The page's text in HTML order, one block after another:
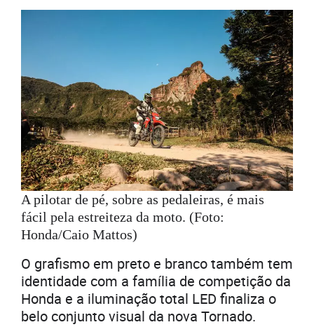
A pilotar de pé, sobre as pedaleiras, é mais
fácil pela estreiteza da moto. (Foto:
Honda/Caio Mattos)
O grafismo em preto e branco também tem
identidade com a família de competição da
Honda e a iluminação total LED finaliza o
belo conjunto visual da nova Tornado.